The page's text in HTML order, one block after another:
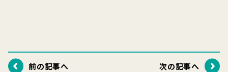
前の記事へ 次の記事へ